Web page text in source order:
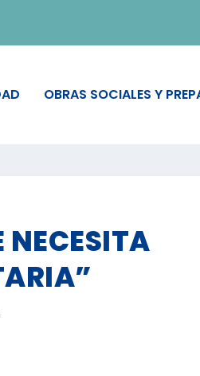
OBRAS SOCIALES Y